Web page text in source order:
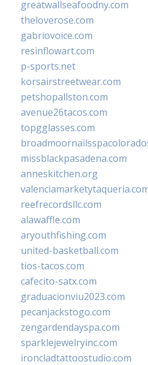
greatwallseafoodny.com
theloverose.com
gabriovoice.com
resinflowart.com
p-sports.net
korsairstreetwear.com
petshopallston.com
avenue26tacos.com
topgglasses.com
missblackpasadena.com
anneskitchen.org
reefrecordsllc.com
alawaffle.com
aryouthfishing.com
united-basketball.com
tios-tacos.com
cafecito-satx.com
graduacionviu2023.com
pecanjackstogo.com
zengardendayspa.com
sparklejewelryinc.com
ironcladtattoostudio.com